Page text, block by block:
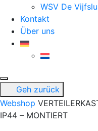
WSV De
Kontakt
Über uns
Geh zurück
Webshop
IP44 – MONTIERT